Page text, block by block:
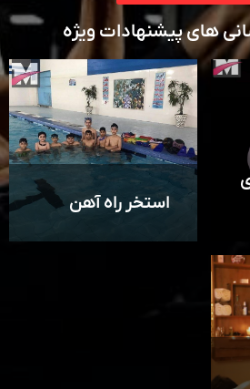
های پیشنهادات ویژه
استخر راه آهن